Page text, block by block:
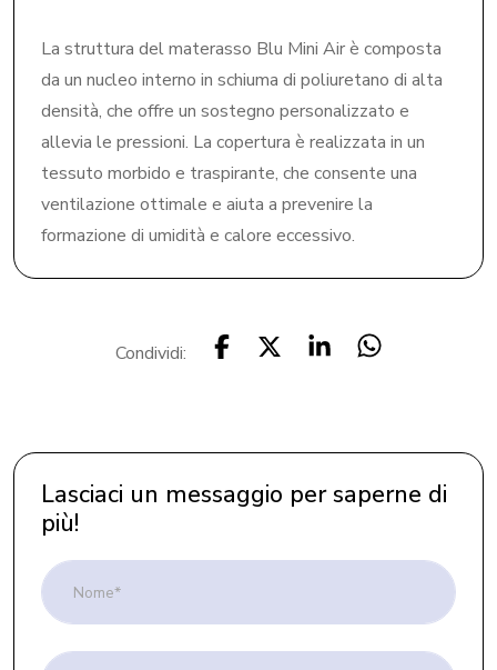
La struttura del materasso Blu Mini Air è composta
da un nucleo interno in schiuma di poliuretano di alta
densità, che offre un sostegno personalizzato e
allevia le pressioni. La copertura è realizzata in un
tessuto morbido e traspirante, che consente una
ventilazione ottimale e aiuta a prevenire la
formazione di umidità e calore eccessivo.
Condividi:
Lasciaci un messaggio per saperne di
più!